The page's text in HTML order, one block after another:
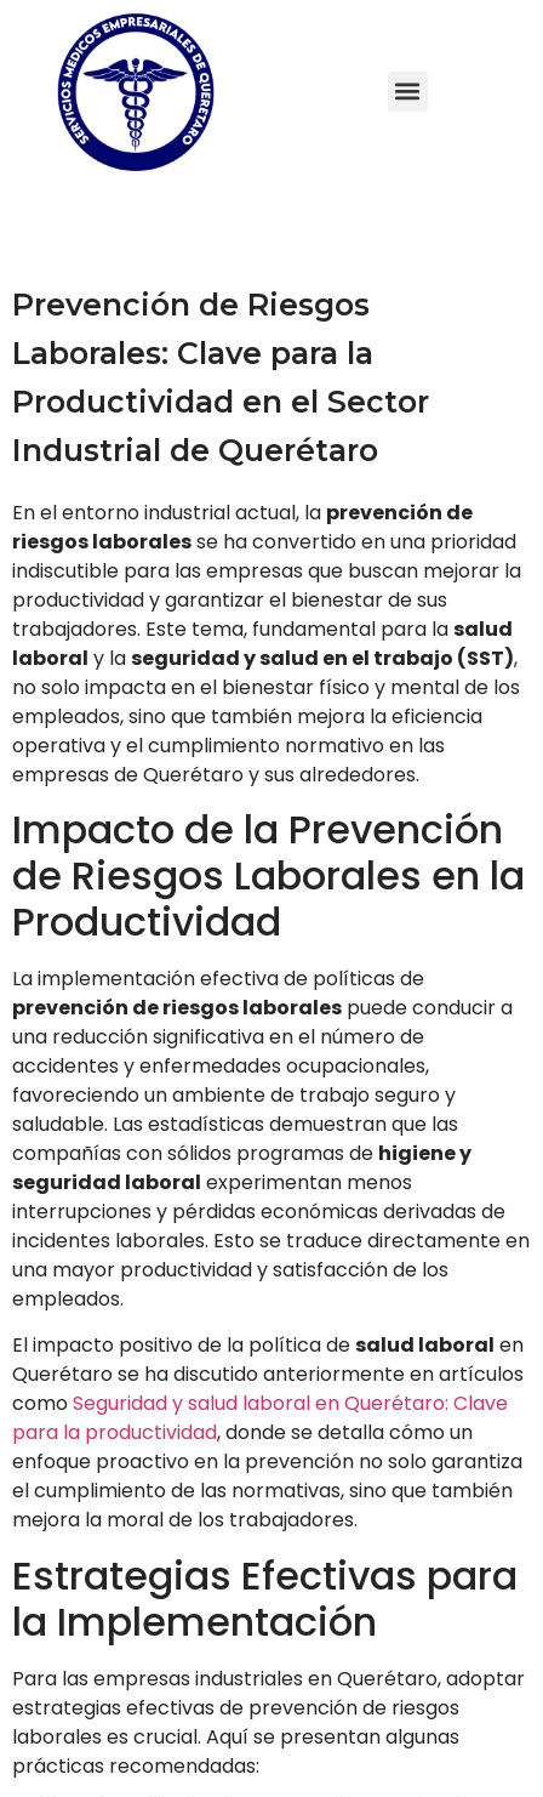
Prevención de Riesgos
Laborales: Clave para la
Productividad en el Sector
Industrial de Querétaro
En el entorno industrial actual, la prevención de
riesgos laboralesse ha convertido en una prioridad
indiscutible para las empresas que buscan mejorar la
productividad y garantizar el bienestar de sus
trabajadores. Este tema, fundamental para lasalud
laboral y laseguridad y salud en el trabajo (SST),
no solo impacta en el bienestar físico y mental de los
empleados, sino que también mejora la eficiencia
operativa y el cumplimiento normativo en las
empresas de Querétaro y sus alrededores.
Impacto de la Prevención
de Riesgos Laborales en la
Productividad
La implementación efectiva de políticas de
prevención de riesgos laborales puede conducir a
una reducción significativa en el número de
accidentes y enfermedades ocupacionales,
favoreciendo un ambiente de trabajo seguro y
saludable. Las estadísticas demuestran que las
compañías con sólidos programas de higiene y
seguridad laboral experimentan menos
interrupciones y pérdidas económicas derivadas de
incidentes laborales. Esto se traduce directamente en
una mayor productividad y satisfacción de los
empleados.
El impacto positivo de la política desalud laboral en
Querétaro se ha discutido anteriormente en artículos
comoSeguridad y salud laboral en Querétaro: Clave
para la productividad, donde se detalla cómo un
enfoque proactivo en la prevención no solo garantiza
el cumplimiento de las normativas, sino que también
mejora la moral de los trabajadores.
Estrategias Efectivas para
la Implementación
Para las empresas industriales en Querétaro, adoptar
estrategias efectivas de prevención de riesgos
laborales es crucial. Aquí se presentan algunas
prácticas recomendadas: